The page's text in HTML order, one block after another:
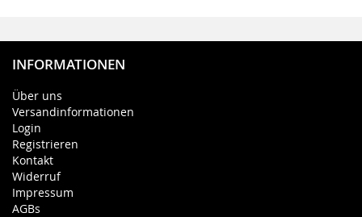
INFORMATIONEN
Über uns
Versandinformationen
Login
Registrieren
Kontakt
Widerruf
Impressum
AGBs